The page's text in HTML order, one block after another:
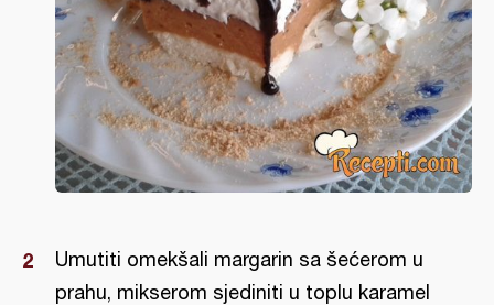
Umutiti omekšali margarin sa šećerom u
prahu, mikserom sjediniti u toplu karamel